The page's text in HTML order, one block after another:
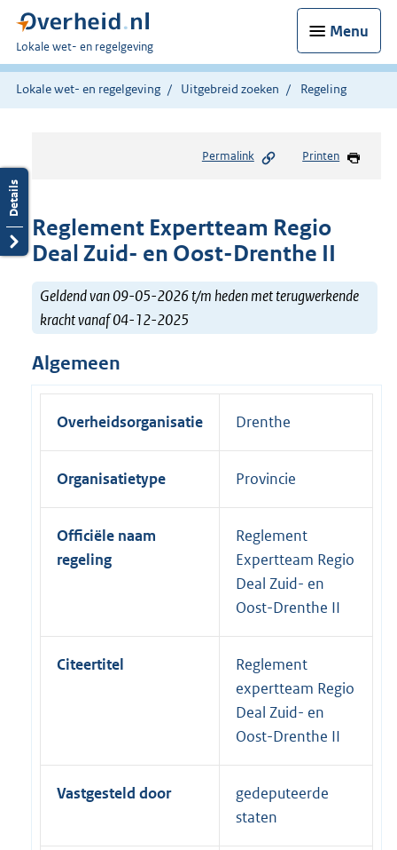
Menu
U
bent
hier:
Lokale wet- en regelgeving
Lokale wet- en regelgeving Uitgebreid zoeken Regeling
Permalink Printen
Reglement Expertteam Regio
Deal Zuid- en Oost-Drenthe II
Geldend van 09-05-2026 t/m heden met terugwerkende
kracht vanaf 04-12-2025
Algemeen
Overheidsorganisatie Drenthe
Organisatietype Provincie
Officiële naam
regeling
Reglement
Expertteam Regio
Deal Zuid- en
Oost-Drenthe II
Citeertitel
Reglement
expertteam Regio
Deal Zuid- en
Oost-Drenthe II
Vastgesteld door
gedeputeerde
staten